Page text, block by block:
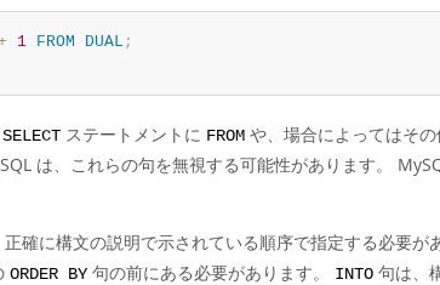
1 FROM DUAL ;
SELECT ステートメントに FROM や、場合によってはそ
は、これらの句を無視する可能性があります。
確に構文の説明で示されている順序で指定する必要が
ORDER BY 句の前にある必要があります。 INTO 句は、